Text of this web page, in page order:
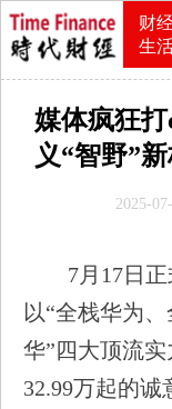
财
生
媒体疯狂
义“智野”
2025-
7月17日
以“全栈华为
华”四大顶流
32.99万起的诚